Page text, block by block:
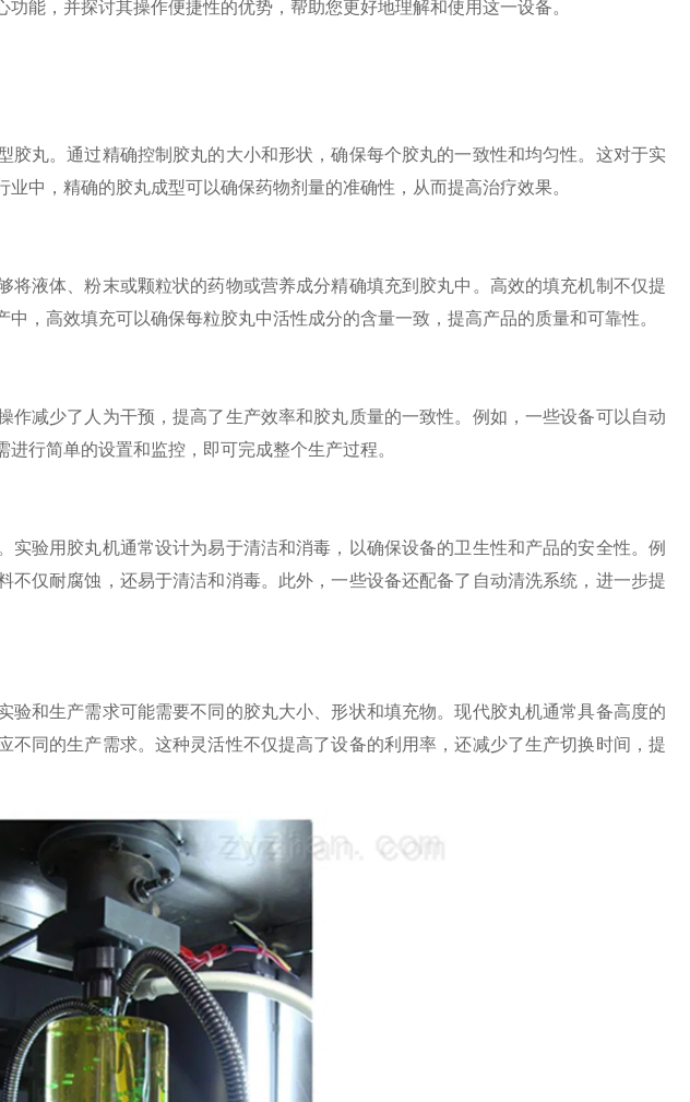
能，并探讨其操作便捷性的优势，帮助您更好地理解和使用这一设备。
丸。通过精确控制胶丸的大小和形状，确保每个胶丸的一致性和均匀性。这对于实
中，精确的胶丸成型可以确保药物剂量的准确性，从而提高治疗效果。
液体、粉末或颗粒状的药物或营养成分精确填充到胶丸中。高效的填充机制不仅提
，高效填充可以确保每粒胶丸中活性成分的含量一致，提高产品的质量和可靠性。
减少了人为干预，提高了生产效率和胶丸质量的一致性。例如，一些设备可以自动
行简单的设置和监控，即可完成整个生产过程。
验用胶丸机通常设计为易于清洁和消毒，以确保设备的卫生性和产品的安全性。例
不仅耐腐蚀，还易于清洁和消毒。此外，一些设备还配备了自动清洗系统，进一步提
和生产需求可能需要不同的胶丸大小、形状和填充物。现代胶丸机通常具备高度的
不同的生产需求。这种灵活性不仅提高了设备的利用率，还减少了生产切换时间，提